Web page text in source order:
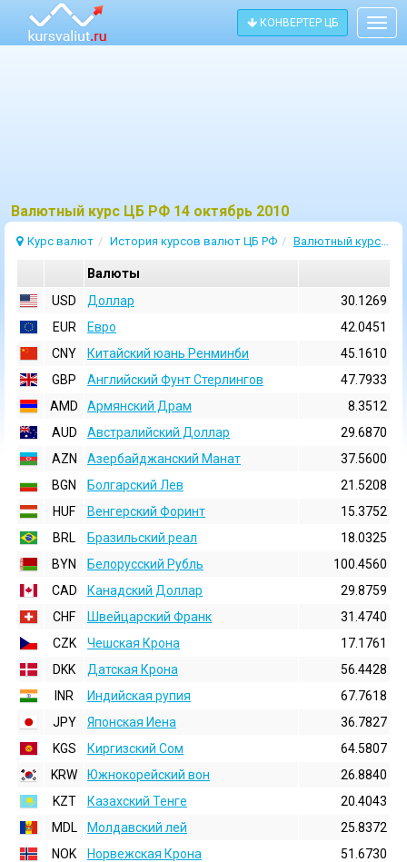
КОНВЕРТЕР ЦБ
Bалютный курс ЦБ РФ 14 октябрь 2010
Курс валют История курсов валют ЦБ РФ Валютный курс 14 Октябрь 2010
Валюты
USD
Доллар
30.1269
EUR
Евро
42.0451
CNY
Китайский юань Ренминби
45.1610
GBP
Английский Фунт Стерлингов
47.7933
AMD
Армянский Драм
8.3512
AUD
Австралийский Доллар
29.6870
AZN
Азербайджанский Манат
37.5600
BGN
Болгарский Лев
21.5208
HUF
Венгерский Форинт
15.3752
BRL
Бразильский реал
18.0325
BYN
Белорусский Рубль
100.4560
CAD
Канадский Доллар
29.8759
CHF
Швейцарский Франк
31.4740
CZK
Чешская Крона
17.1761
DKK
Датская Крона
56.4428
INR
Индийская pупия
67.7618
JPY
Японская Иена
36.7827
KGS
Киргизский Сом
64.5807
KRW
Южнокорейский вон
26.8840
KZT
Казахский Тенге
20.4043
MDL
Молдавский лей
25.8372
NOK
Норвежская Крона
51.6730